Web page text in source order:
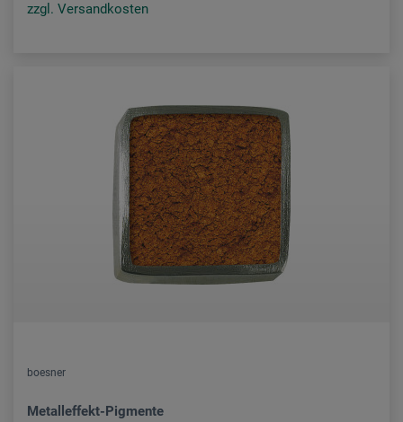
zzgl. Versandkosten
boesner
Metalleffekt-Pigmente